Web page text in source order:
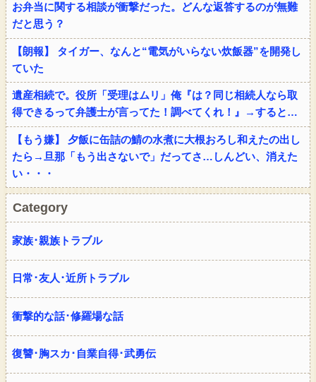
お弁当に関する相談が衝撃だった。どんな返答するのが無難
だと思う？
【朗報】 タイガー、なんと“電気がいらない炊飯器”を開発し
ていた
遺産相続で。役所「受理はムリ」俺『は？同じ相続人なら取
得できるって弁護士が言ってた！調べてくれ！』→すると…
【もう嫌】 夕飯に缶詰の鯖の水煮に大根おろし和えたの出し
たら→旦那「もう出さないで」だってさ…しんどい、消えた
い・・・
Category
家族･親族トラブル
日常･友人･近所トラブル
衝撃的な話･修羅場な話
復讐･胸スカ･自業自得･武勇伝